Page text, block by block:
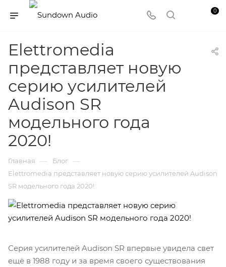
0
Elettromedia
представляет новую
серию усилителей
Audison SR
модельного года
2020!
Главная — Блог —
Elettromedia представляет новую серию усилителей Audison
SR модельного года 2020!
Серия усилителей Audison SR впервые увидела свет
ещё в 1988 году и за время своего существования